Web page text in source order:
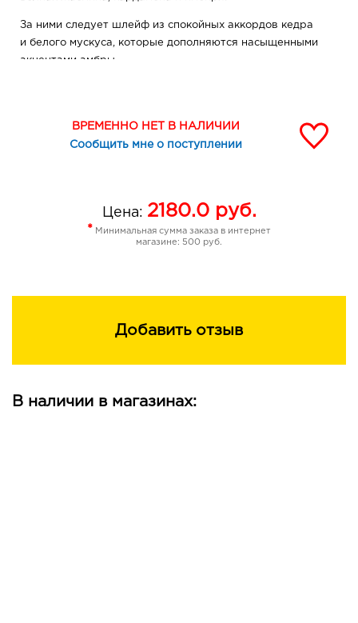
За ними следует шлейф из спокойных аккордов кедра
и белого мускуса, которые дополняются насыщенными
акцентами амбры.
беззащитность единственному любимому мужчине.
ВРЕМЕННО НЕТ В НАЛИЧИИ
Сообщить мне о поступлении
Цена: 2180.0руб.
* Минимальная сумма заказа в интернет
магазине: 500 руб.
Добавить отзыв
В наличии в магазинах: